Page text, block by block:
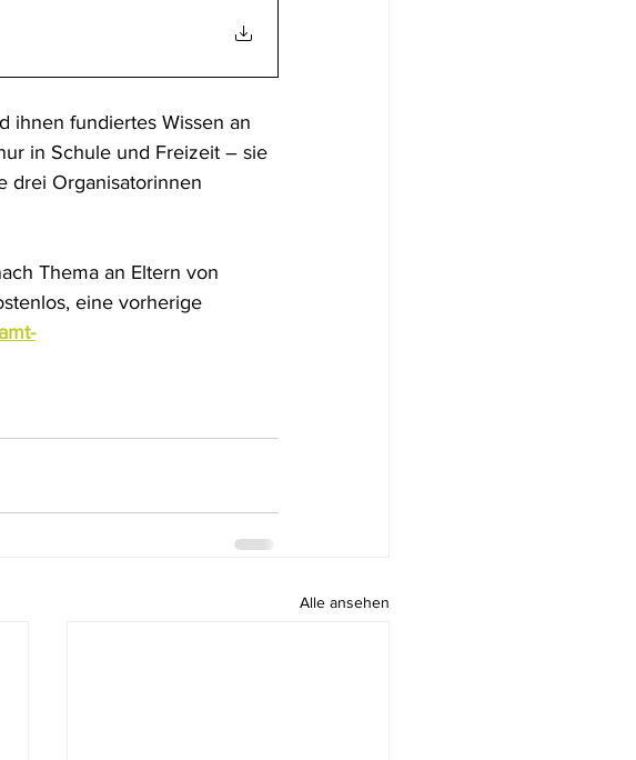
ihnen fundiertes Wissen an
in Schule und Freizeit – sie
drei Organisatorinnen
Thema an Eltern von
eine vorherige
Alle ansehen